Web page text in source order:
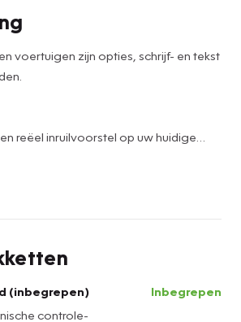
voertuigen zijn opties, schrijf- en tekst
reëel inruilvoorstel op uw huidige
een e-mail of Whatsapp met de
kenteken, kilometerstand, foto's en
werken wij met verschillende
bij het vinden van een passende
(inbegrepen)
controle-
Inbegrepen